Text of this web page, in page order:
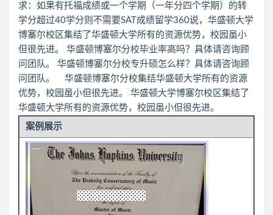
求：如果有托福成绩或一个学期（一年分四个学期）的转
学分超过40学分则不需要SAT成绩留学360说，华盛顿大学
博塞尔校区集结了华盛顿大学所有的资源优势，校园虽小
但很先进。 华盛顿博塞尔分校毕业率高吗？具体请咨询顾
问团队。 华盛顿博塞尔分校专升硕怎么样？具体请咨询顾
问团队。 华盛顿博塞尔分校集结华盛顿大学所有的资源
优势，校园虽小但很先进。 华盛顿大学博塞尔校区集结了
华盛顿大学所有的资源优势，校园虽小但很先进。
案例展示